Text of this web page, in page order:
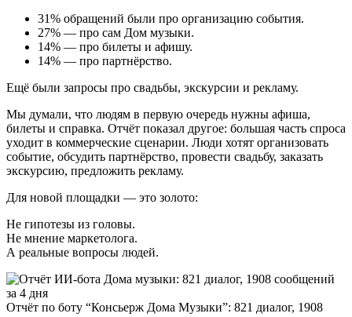
31% обращений были про организацию события.
27% — про сам Дом музыки.
14% — про билеты и афишу.
14% — про партнёрство.
Ещё были запросы про свадьбы, экскурсии и рекламу.
Мы думали, что людям в первую очередь нужны афиша,
билеты и справка. Отчёт показал другое: большая часть спроса
уходит в коммерческие сценарии. Люди хотят организовать
событие, обсудить партнёрство, провести свадьбу, заказать
экскурсию, предложить рекламу.
Для новой площадки — это золото:
Не гипотезы из головы.
Не мнение маркетолога.
А реальные вопросы людей.
Отчёт по боту “Консьерж Дома Музыки”: 821 диалог, 1908